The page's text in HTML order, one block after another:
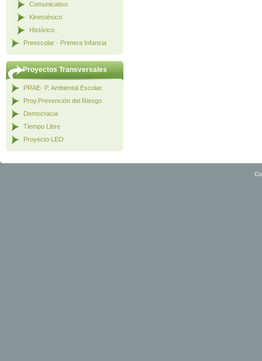
Comunicativo
Kinestésico
Histórico
Preescolar - Primera Infancia
Proyectos Transversales
PRAE- P. Ambiental Escolar.
Proy.Prevención del Riesgo
Democracia
Tiempo Libre
Proyecto LEO